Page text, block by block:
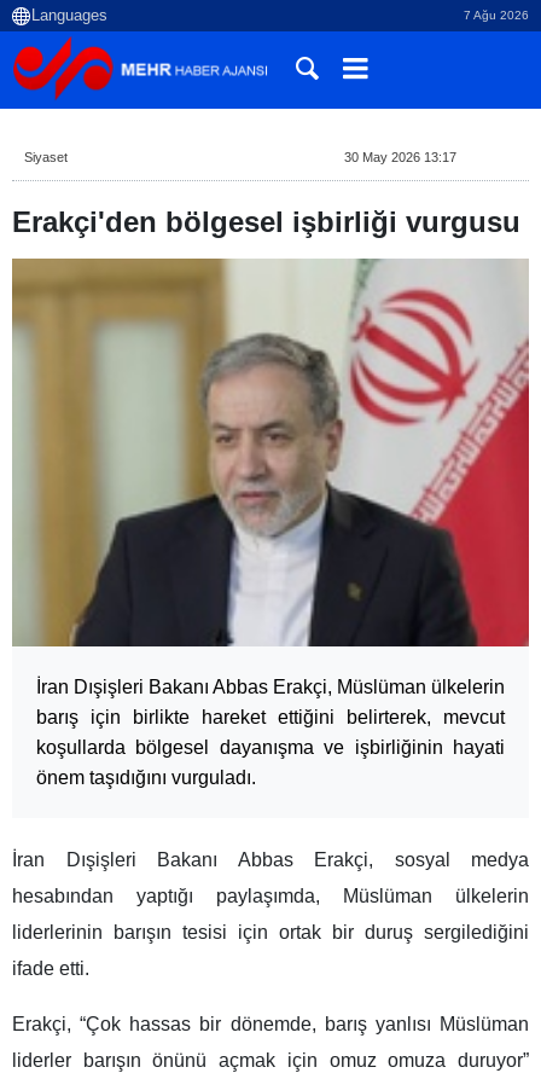
7 Ağu 2026
Siyaset 30 May 2026 13:17
Erakçi'den bölgesel işbirliği vurgusu
İran Dışişleri Bakanı Abbas Erakçi, Müslüman ülkelerin
barış için birlikte hareket ettiğini belirterek, mevcut
koşullarda bölgesel dayanışma ve işbirliğinin hayati
önem taşıdığını vurguladı.
İran Dışişleri Bakanı Abbas Erakçi, sosyal medya
hesabından yaptığı paylaşımda, Müslüman ülkelerin
liderlerinin barışın tesisi için ortak bir duruş sergilediğini
ifade etti.
Erakçi, “Çok hassas bir dönemde, barış yanlısı Müslüman
liderler barışın önünü açmak için omuz omuza duruyor”